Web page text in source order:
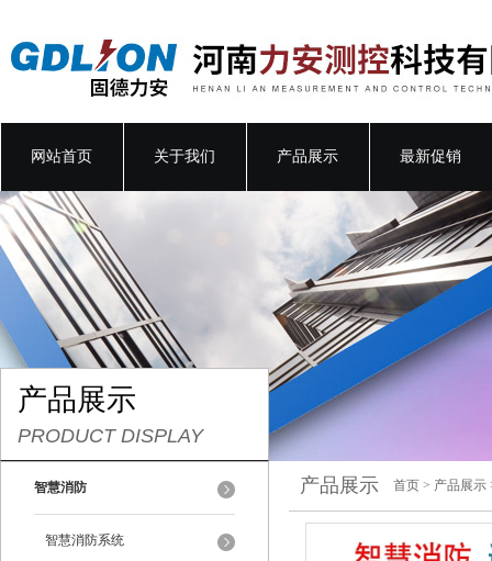
网站首页 关于我们 产品展示 最新促销
产品展示
PRODUCT DISPLAY
智慧消防
智慧消防系统
产品展示 首页 > 产品展示